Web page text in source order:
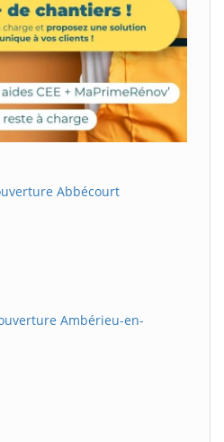
Abbécourt
Ambérieu-en-